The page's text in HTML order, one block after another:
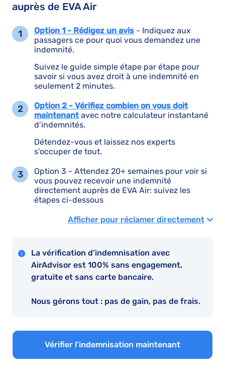
auprès de EVA Air
Option 1 - Rédigez un avis - Indiquez aux
passagers ce pour quoi vous demandez une
indemnité.
Suivez le guide simple étape par étape pour
savoir si vous avez droit à une indemnité en
seulement 2 minutes.
Option 2 - Vérifiez combien on vous doit
maintenantavec notre calculateur instantané
d’indemnités.
Détendez-vous et laissez nos experts
s’occuper de tout.
Option 3 - Attendez 20+ semaines pour voir si
vous pouvez recevoir une indemnité
directement auprès de EVA Air: suivez les
étapes ci-dessous
Afficher pour réclamer directement
La vérification d’indemnisation avec
AirAdvisor est 100% sans engagement,
gratuite et sans carte bancaire.
Nous gérons tout : pas de gain, pas de frais.
Vérifier l'indemnisation maintenant